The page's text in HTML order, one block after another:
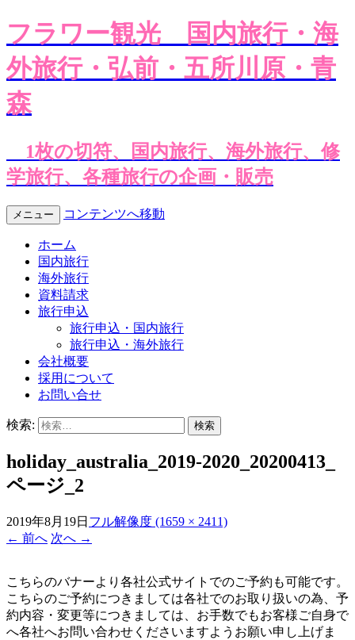
フラワー観光
国内旅行・海
外旅行・弘前・五所川原・青
森
1枚の切符、国内旅行、海外旅行、修
学旅行、各種旅行の企画・販売
メニュー コンテンツへ移動
ホーム
国内旅行
海外旅行
資料請求
旅行申込
旅行申込・国内旅行
旅行申込・海外旅行
会社概要
採用について
お問い合せ
検索:
holiday_australia_2019-2020_20200413_
ページ_2
2019年8月19日 フル解像度 (1659 × 2411)
← 前へ 次へ →
こちらのバナーより各社公式サイトでのご予約も可能です。
こちらのご予約につきましては各社でのお取り扱いの為、予
約内容・変更等につきましては、お手数でもお客様ご自身で
へ各社へお問い合わせくださいますようお願い申し上げま